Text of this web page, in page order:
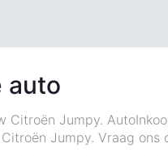
auto
Citroën Jumpy.
Jumpy. Vraag